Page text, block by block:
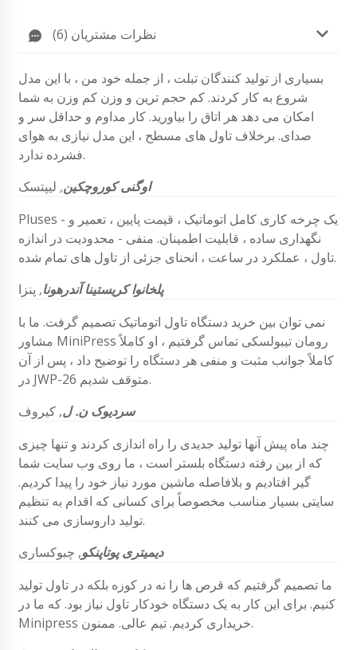
نظرات مشتریان (6)
بسیاری از تولید کنندگان تبلت ، از جمله خود من ، با این مدل
شروع به کار کردند. کم حجم ترین و وزن کم وزن به شما
امکان می دهد هر اتاق را بیاورید. کار مداوم و حداقل سر و
صدای. برخلاف تاول های مسطح ، این مدل نیازی به هوای
فشرده ندارد.
اوگنی کوروچکین, لیپتسک
Pluses - یک چرخه کاری کامل اتوماتیک ، قیمت پایین ، تعمیر و
نگهداری ساده ، قابلیت اطمینان. منفی - محدودیت در اندازه
تاول ، عملکرد در ساعت ، انحنای جزئی از تاول های تمام شده.
پلخانوا کریستینا آندرهونا, پنزا
نمی توان بین خرید دستگاه تاول اتوماتیک تصمیم گرفت. ما با
مشاور MiniPress رومان تیبولسکی تماس گرفتیم ، او کاملاً
کاملاً جوانب مثبت و منفی هر دستگاه را توضیح داد ، پس از آن
در JWP-26 متوقف شدیم.
سردیوک ن. ل, کیروف
چند ماه پیش آنها تولید جدیدی را راه اندازی کردند و تنها چیزی
که از بین رفته دستگاه بلستر است ، ما روی وب سایت شما
گیر افتادیم و بلافاصله ماشین مورد نیاز خود را پیدا کردیم.
سایتی بسیار مناسب مخصوصاً برای کسانی که اقدام به تنظیم
تولید داروسازی می کنند.
دیمیتری پوتاپنکو, چبوکساری
ما تصمیم گرفتیم که قرص ها را نه در کوزه بلکه در تاول تولید
کنیم. برای این کار به یک دستگاه خودکار تاول نیاز بود. که ما در
Minipress خریداری کردیم. تیم عالی. ممنون.